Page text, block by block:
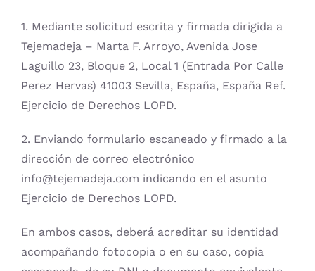
1. Mediante solicitud escrita y firmada dirigida a
Tejemadeja – Marta F. Arroyo, Avenida Jose
Laguillo 23, Bloque 2, Local 1 (Entrada Por Calle
Perez Hervas) 41003 Sevilla, España, España Ref.
Ejercicio de Derechos LOPD.
2. Enviando formulario escaneado y firmado a la
dirección de correo electrónico
info@tejemadeja.com indicando en el asunto
Ejercicio de Derechos LOPD.
En ambos casos, deberá acreditar su identidad
acompañando fotocopia o en su caso, copia